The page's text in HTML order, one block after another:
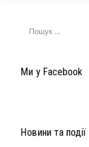
Ми у Facebook
Новини та події